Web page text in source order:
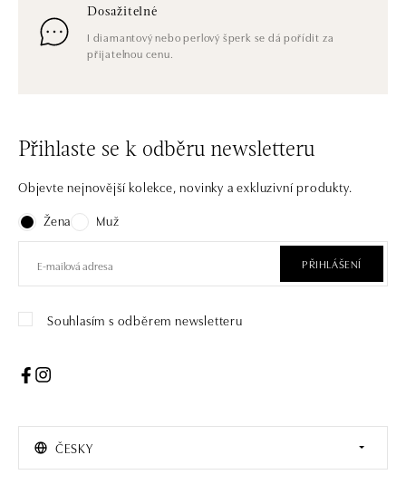
Dosažitelné
I diamantový nebo perlový šperk se dá pořídit za
přijatelnou cenu.
Přihlaste se k odběru newsletteru
Objevte nejnovější kolekce, novinky a exkluzivní produkty.
Žena
Muž
PŘIHLÁŠENÍ
Souhlasím s odběrem newsletteru
ČESKY